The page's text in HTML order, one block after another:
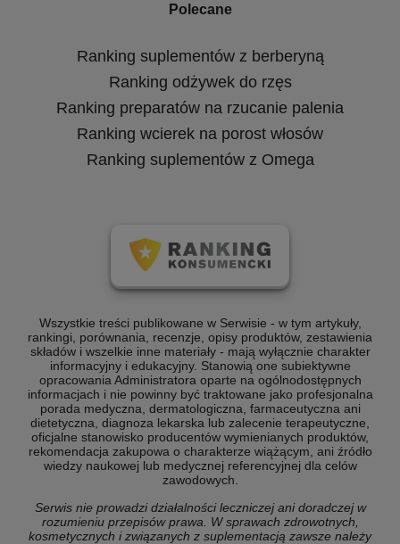
Polecane
Ranking suplementów z berberyną
Ranking odżywek do rzęs
Ranking preparatów na rzucanie palenia
Ranking wcierek na porost włosów
Ranking suplementów z Omega
Wszystkie treści publikowane w Serwisie - w tym artykuły,
rankingi, porównania, recenzje, opisy produktów, zestawienia
składów i wszelkie inne materiały - mają wyłącznie charakter
informacyjny i edukacyjny. Stanowią one subiektywne
opracowania Administratora oparte na ogólnodostępnych
informacjach i nie powinny być traktowane jako profesjonalna
porada medyczna, dermatologiczna, farmaceutyczna ani
dietetyczna, diagnoza lekarska lub zalecenie terapeutyczne,
oficjalne stanowisko producentów wymienianych produktów,
rekomendacja zakupowa o charakterze wiążącym, ani źródło
wiedzy naukowej lub medycznej referencyjnej dla celów
zawodowych.
Serwis nie prowadzi działalności leczniczej ani doradczej w
rozumieniu przepisów prawa. W sprawach zdrowotnych,
kosmetycznych i związanych z suplementacją zawsze należy